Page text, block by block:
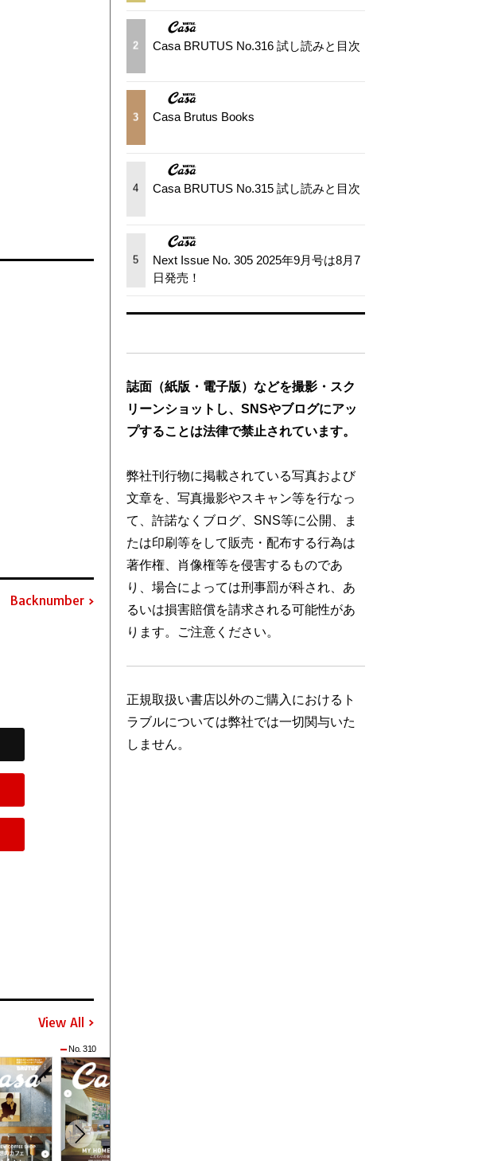
Backnumber
View All
No. 310
2 Casa BRUTUS No.316 試し読みと目次
3 Casa Brutus Books
4 Casa BRUTUS No.315 試し読みと目次
5
Next Issue No. 305 2025年9月号は8月7
日発売！
誌面（紙版・電子版）などを撮影・スク
リーンショットし、SNSやブログにアッ
プすることは法律で禁止されています。
弊社刊行物に掲載されている写真および
文章を、写真撮影やスキャン等を行なっ
て、許諾なくブログ、SNS等に公開、ま
たは印刷等をして販売・配布する行為は
著作権、肖像権等を侵害するものであ
り、場合によっては刑事罰が科され、あ
るいは損害賠償を請求される可能性があ
ります。ご注意ください。
正規取扱い書店以外のご購入におけるト
ラブルについては弊社では一切関与いた
しません。